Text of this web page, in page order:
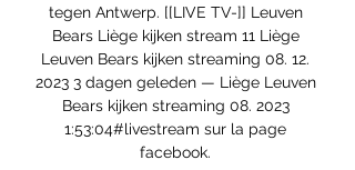
tegen Antwerp. [[LIVE TV-]] Leuven
Bears Liège kijken stream 11 Liège
Leuven Bears kijken streaming 08. 12.
2023 3 dagen geleden — Liège Leuven
Bears kijken streaming 08. 2023
1:53:04#livestream sur la page
facebook.